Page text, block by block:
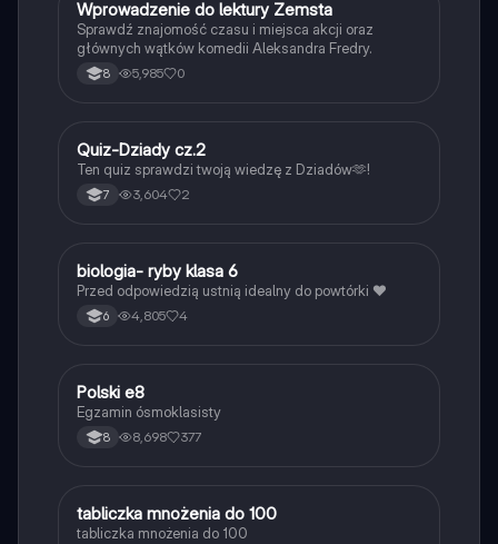
WJęzyk polski
Wprowadzenie do lektury Zemsta
Sprawdź znajomość czasu i miejsca akcji oraz
głównych wątków komedii Aleksandra Fredry.
8 5,985 0
QJęzyk polski
Quiz-Dziady cz.2
Ten quiz sprawdzi twoją wiedzę z Dziadów🫶!
7 3,604 2
BBiologia
biologia- ryby klasa 6
Przed odpowiedzią ustnią idealny do powtórki ❤️
6 4,805 4
Język polski
Polski e8
Egzamin ósmoklasisty
8 8,698 377
TMatematyka
tabliczka mnożenia do 100
tabliczka mnożenia do 100